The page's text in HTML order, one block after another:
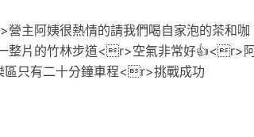
主阿姨很熱情的請我們喝自家泡的茶和咖
整片的竹林步道<r>空氣非常好👍<r>
只有二十分鐘車程<r>挑戰成功